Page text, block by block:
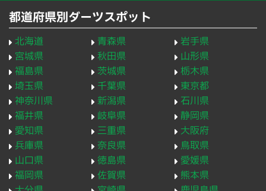
都道府県別ダーツスポット
北海道 青森県
岩手県
宮城県
秋田県
山形県
福島県
茨城県
栃木県
埼玉県
千葉県
東京都
神奈川県
新潟県
石川県
福井県
岐阜県
静岡県
愛知県
三重県
大阪府
兵庫県
奈良県
鳥取県
山口県
徳島県
愛媛県
福岡県
佐賀県
熊本県